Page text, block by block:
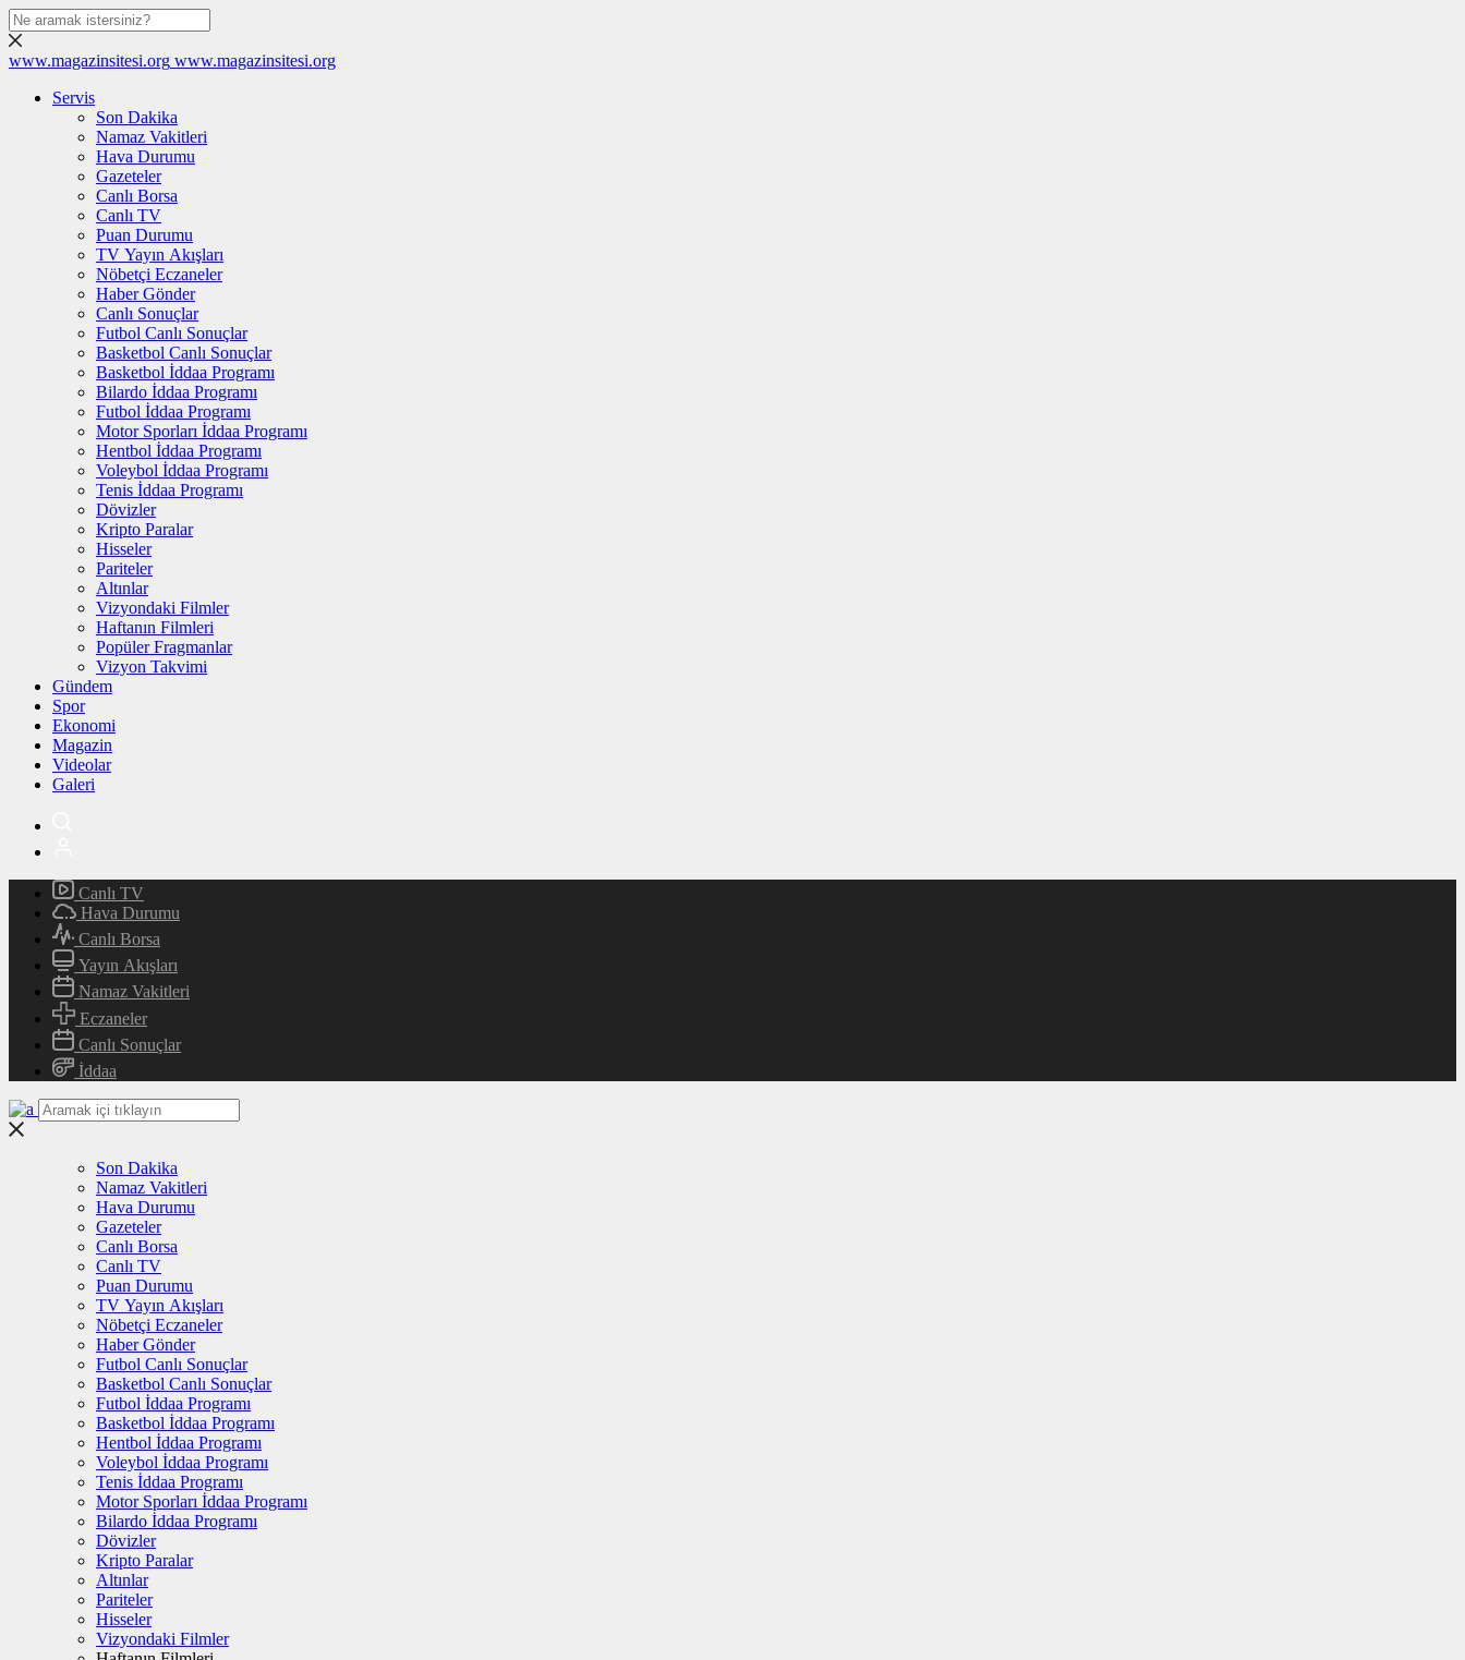
www.magazinsitesi.org www.magazinsitesi.org
Servis
Son Dakika
Namaz Vakitleri
Hava Durumu
Gazeteler
Canlı Borsa
Canlı TV
Puan Durumu
TV Yayın Akışları
Nöbetçi Eczaneler
Haber Gönder
Canlı Sonuçlar
Futbol Canlı Sonuçlar
Basketbol Canlı Sonuçlar
Basketbol İddaa Programı
Bilardo İddaa Programı
Futbol İddaa Programı
Motor Sporları İddaa Programı
Hentbol İddaa Programı
Voleybol İddaa Programı
Tenis İddaa Programı
Dövizler
Kripto Paralar
Hisseler
Pariteler
Altınlar
Vizyondaki Filmler
Haftanın Filmleri
Popüler Fragmanlar
Vizyon Takvimi
Gündem
Spor
Ekonomi
Magazin
Videolar
Galeri
Canlı TV
Hava Durumu
Canlı Borsa
Yayın Akışları
Namaz Vakitleri
Eczaneler
Canlı Sonuçlar
İddaa
Son Dakika
Namaz Vakitleri
Hava Durumu
Gazeteler
Canlı Borsa
Canlı TV
Puan Durumu
TV Yayın Akışları
Nöbetçi Eczaneler
Haber Gönder
Futbol Canlı Sonuçlar
Basketbol Canlı Sonuçlar
Futbol İddaa Programı
Basketbol İddaa Programı
Hentbol İddaa Programı
Voleybol İddaa Programı
Tenis İddaa Programı
Motor Sporları İddaa Programı
Bilardo İddaa Programı
Dövizler
Kripto Paralar
Altınlar
Pariteler
Hisseler
Vizyondaki Filmler